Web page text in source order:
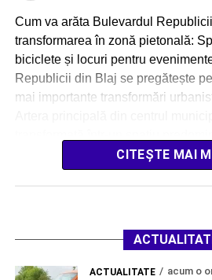
Cum va arăta Bulevardul
transformarea în zonă pietonală:
biciclete și locuri pentru
Republicii din Blaj se pregătește
mai importante transformări
proiect estimat la […]CITEȘTE MAI
ACTUALITATE acum o